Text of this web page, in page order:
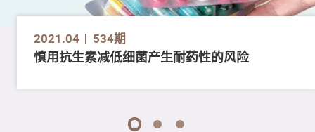
2021.04 534期
慎用抗生素减低细菌产生耐药性的风险